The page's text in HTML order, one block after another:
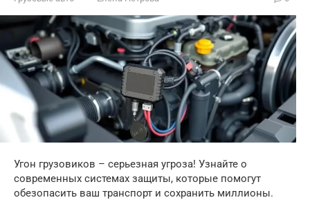
Угон грузовиков – серьезная угроза! Узнайте о
современных системах защиты, которые помогут
обезопасить ваш транспорт и сохранить миллионы.